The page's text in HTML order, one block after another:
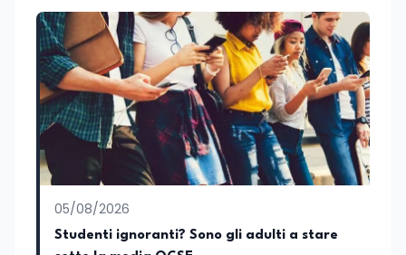
relativa ai temi dell’Istruzione. In
particolare, scrivendo delle attività
istituzionali con un focus sia sulle
iniziative e sui programmi dei Ministeri
dell’Istruzione e del Merito, dell’Università
e della Ricerca e della Cultura che su
quelle delle commissioni parlamentari
della Camera dei deputati e del Senato
della Repubblica. Inoltre, sono
amministratore unico di Italialab srl con
cui curo uffici stampa pubblici e privati e
sviluppo programmi di valorizzazione
culturale e di promozione territoriale. In
passato ho collaborato con testate
05/08/2026
Studenti ignoranti? Sono gli adulti a stare